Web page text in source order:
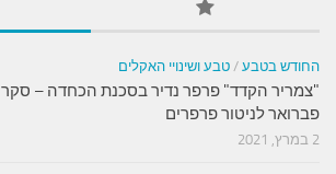
החודש בטבע / טבע ושינויי האקלים
"צמריר הקדד" פרפר נדיר בסכנת הכחדה – סקר
פברואר לניטור פרפרים
2 במרץ, 2021